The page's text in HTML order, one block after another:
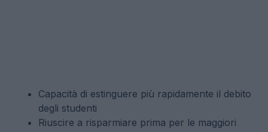
Capacità di estinguere più rapidamente il debito
degli studenti
Riuscire a risparmiare prima per le maggiori